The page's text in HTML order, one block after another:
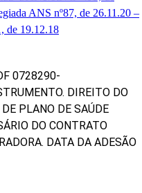
ANS nº87, de 26.11.20 –
de 19.12.18
0728290-
DIREITO DO
PLANO DE SAÚDE
DO CONTRATO
DATA DA ADESÃO